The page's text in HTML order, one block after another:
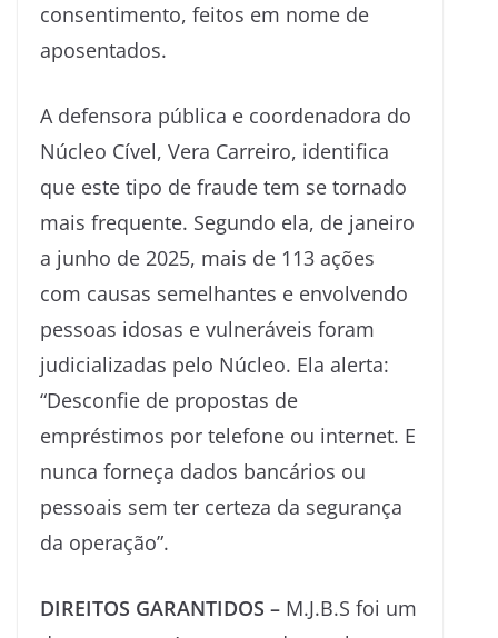
consentimento, feitos em nome de
aposentados.
A defensora pública e coordenadora do
Núcleo Cível, Vera Carreiro, identifica
que este tipo de fraude tem se tornado
mais frequente. Segundo ela, de janeiro
a junho de 2025, mais de 113 ações
com causas semelhantes e envolvendo
pessoas idosas e vulneráveis foram
judicializadas pelo Núcleo. Ela alerta:
“Desconfie de propostas de
empréstimos por telefone ou internet. E
nunca forneça dados bancários ou
pessoais sem ter certeza da segurança
da operação”.
DIREITOS GARANTIDOS – M.J.B.S foi um